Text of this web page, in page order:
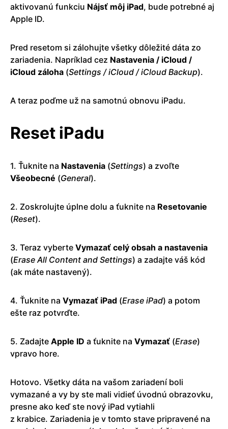
aktivovanú funkciu Nájsť môj iPad, bude potrebné aj
Apple ID.
Pred resetom si zálohujte všetky dôležité dáta zo
zariadenia. Napríklad cez Nastavenia / iCloud /
iCloud záloha (Settings / iCloud / iCloud Backup).
A teraz poďme už na samotnú obnovu iPadu.
Reset iPadu
1. Ťuknite na Nastavenia (Settings) a zvoľte
Všeobecné (General).
2. Zoskrolujte úplne dolu a ťuknite na Resetovanie
(Reset).
3. Teraz vyberte Vymazať celý obsah a nastavenia
(Erase All Content and Settings) a zadajte váš kód
(ak máte nastavený).
4. Ťuknite na Vymazať iPad (Erase iPad) a potom
ešte raz potvrďte.
5. Zadajte Apple ID a ťuknite na Vymazať (Erase)
vpravo hore.
Hotovo. Všetky dáta na vašom zariadení boli
vymazané a vy by ste mali vidieť úvodnú obrazovku,
presne ako keď ste nový iPad vytiahli
z krabice. Zariadenia je v tomto stave pripravené na